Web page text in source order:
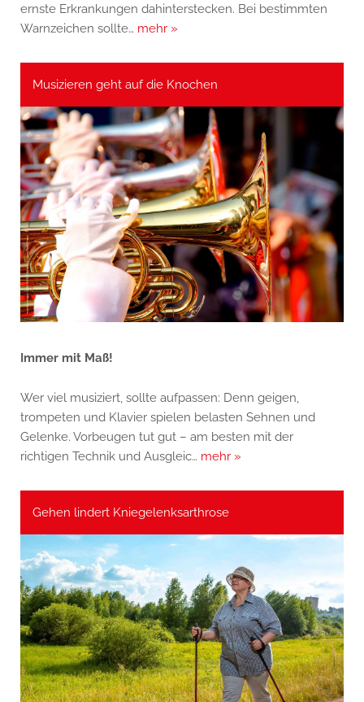
ernste Erkrankungen dahinterstecken. Bei bestimmten
Warnzeichen sollte… mehr »
Musizieren geht auf die Knochen
Immer mit Maß!
Wer viel musiziert, sollte aufpassen: Denn geigen,
trompeten und Klavier spielen belasten Sehnen und
Gelenke. Vorbeugen tut gut – am besten mit der
richtigen Technik und Ausgleic… mehr »
Gehen lindert Kniegelenksarthrose